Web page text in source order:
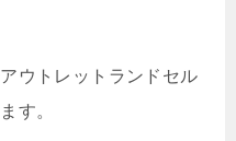
ウトレットランドセル
す。